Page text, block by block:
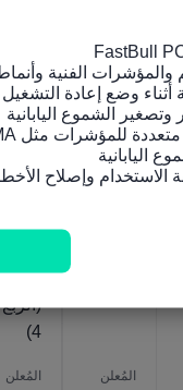
المحلي
الفصل
ي
GDP
(معدل
المُعلن
المحلي
GDP
الحقيق
ي
السنو
ي
(الربع
4)
المُعلن